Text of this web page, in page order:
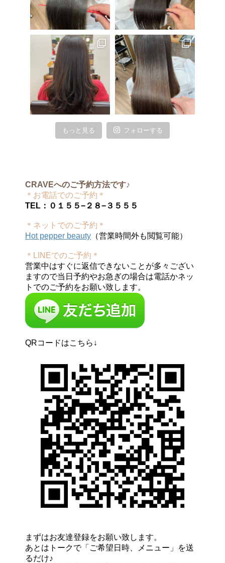
もっと見る フォローする
CRAVEへのご予約方法です♪
＊お電話でのご予約＊
TEL：０１５５−２８−３５５５
＊ネットでのご予約＊
Hot pepper beauty （営業時間外も閲覧可能）
＊LINEでのご予約＊
営業中はすぐに返信できないことが多々ござい
ますので当日予約やお急ぎの場合は電話かネッ
トでのご予約をお願い致します。
QRコードはこちら↓
まずはお友達登録をお願い致します。
あとはトークで「ご希望日時、メニュー」を送
るだけ♪